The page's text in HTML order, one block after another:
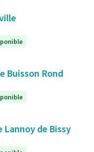
Buisson Rond
Lannoy de Bissy